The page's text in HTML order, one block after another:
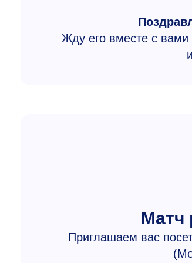
Жду его вместе с вами
Матч
Приглашаем вас